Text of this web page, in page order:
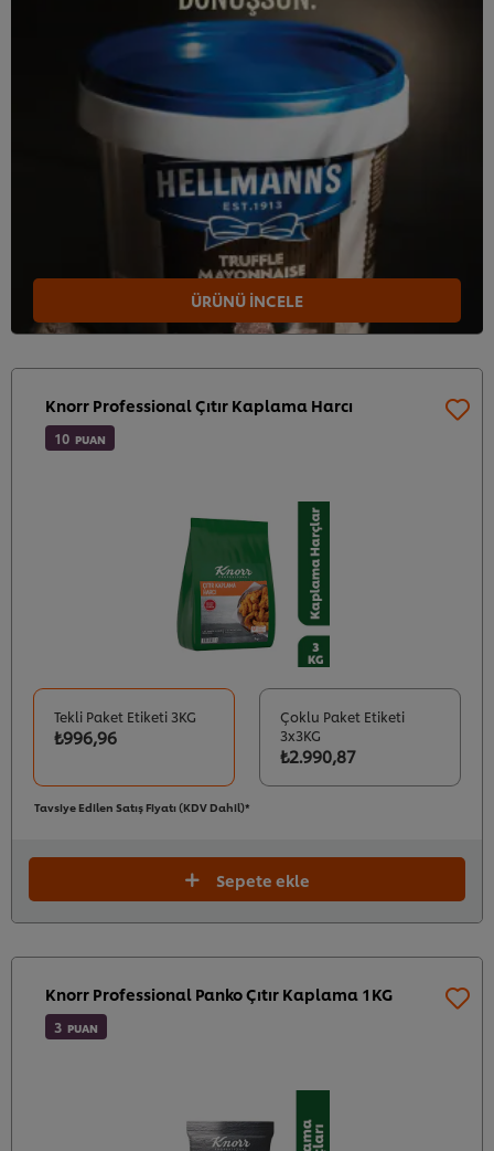
ÜRÜNÜ İNCELE
Knorr Professional Çıtır Kaplama Harcı
10 PUAN
Tekli Paket Etiketi 3KG
₺996,96
Çoklu Paket Etiketi
3x3KG
₺2.990,87
Tavsiye Edilen Satış Fiyatı (KDV Dahil)*
Sepete ekle
Knorr Professional Panko Çıtır Kaplama 1KG
3 PUAN